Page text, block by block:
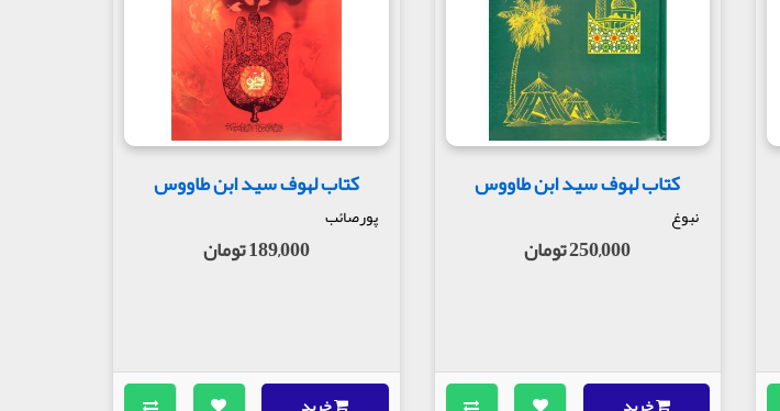
کتاب لهوف سید ابن طاووس
نبوغ
250,000 تومان
کتاب لهوف سید ابن طاووس
پورصائب
189,000 تومان